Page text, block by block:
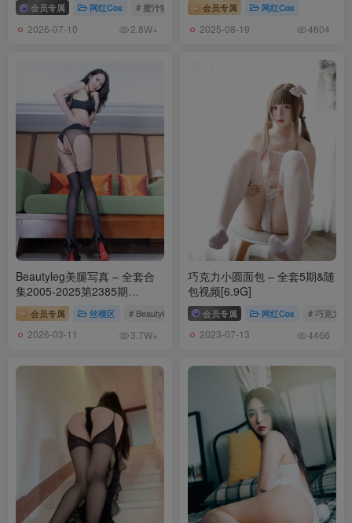
会员专属 网红Cos # 蜜汁猫裘
2026-07-10 2.8W+
会员专属 网红Cos
2025-08-19 4604
Beautyleg美腿写真 – 全套合
集2005-2025第2385期
[539.5G-2026.3]
会员专属 丝模区 # Beautyleg
2026-03-11 3.7W+
巧克力小圆面包 – 全套5期&随
包视频[6.9G]
会员专属 网红Cos # 巧克力小
2023-07-13 4466